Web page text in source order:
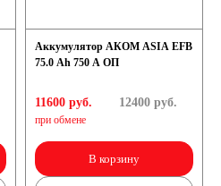
Аккумулятор АКОМ ASIA EFB
75.0 Ah 750 A ОП
11600 руб.
при обмене
12400руб.
В корзину